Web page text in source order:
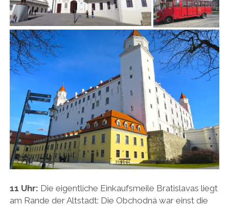
11 Uhr: Die eigentliche Einkaufsmeile Bratislavas liegt
am Rande der Altstadt: Die Obchodná war einst die